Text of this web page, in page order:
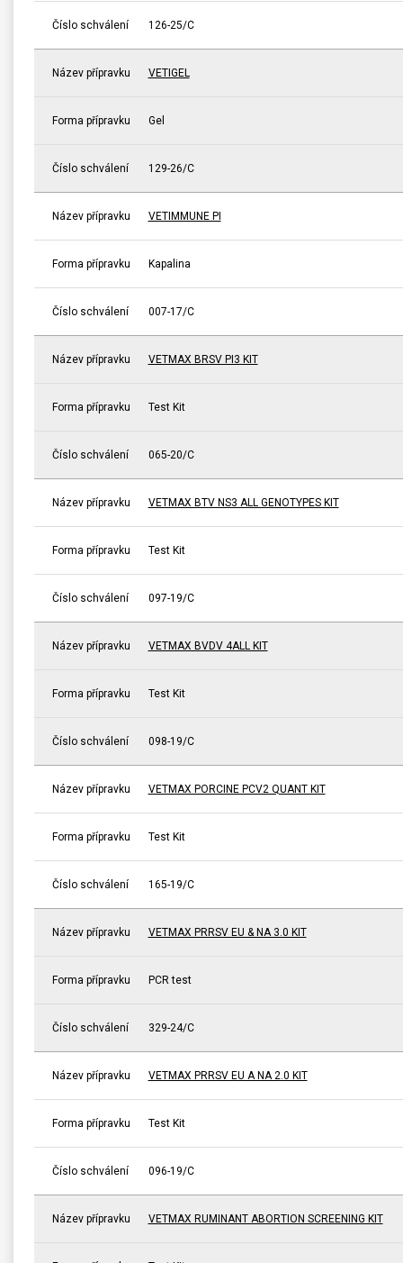
Číslo schválení 126-25/C
Název přípravku VETIGEL
Forma přípravku Gel
Číslo schválení 129-26/C
Název přípravku VETIMMUNE PI
Forma přípravku Kapalina
Číslo schválení 007-17/C
Název přípravku VETMAX BRSV PI3 KIT
Forma přípravku Test Kit
Číslo schválení 065-20/C
Název přípravku VETMAX BTV NS3 ALL GENOTYPES KIT
Forma přípravku Test Kit
Číslo schválení 097-19/C
Název přípravku VETMAX BVDV 4ALL KIT
Forma přípravku Test Kit
Číslo schválení 098-19/C
Název přípravku VETMAX PORCINE PCV2 QUANT KIT
Forma přípravku Test Kit
Číslo schválení 165-19/C
Název přípravku VETMAX PRRSV EU & NA 3.0 KIT
Forma přípravku PCR test
Číslo schválení 329-24/C
Název přípravku VETMAX PRRSV EU A NA 2.0 KIT
Forma přípravku Test Kit
Číslo schválení 096-19/C
Název přípravku VETMAX RUMINANT ABORTION SCREENING KIT